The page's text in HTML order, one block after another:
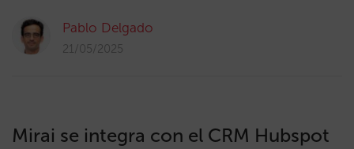
Pablo Delgado
21/05/2025
Mirai se integra con el CRM Hubspot